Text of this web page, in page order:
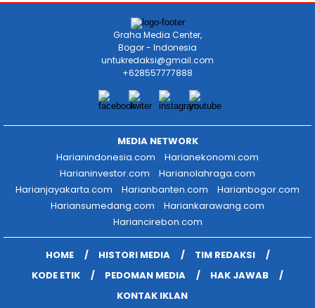
Graha Media Center,
Bogor - Indonesia
untukredaksi@gmail.com
+628557777888
MEDIA NETWORK
Harianindonesia.com
Harianekonomi.com
Harianinvestor.com
Harianolahraga.com
Harianjayakarta.com
Harianbanten.com
Harianbogor.com
Hariansumedang.com
Hariankarawang.com
Hariancirebon.com
HOME HISTORI MEDIA
TIM REDAKSI
KODE ETIK
PEDOMAN MEDIA
HAK JAWAB
KONTAK IKLAN